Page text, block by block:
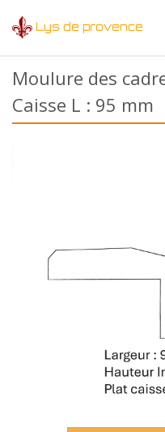
Lys de provence
Moulure des
Caisse L : 95 mm